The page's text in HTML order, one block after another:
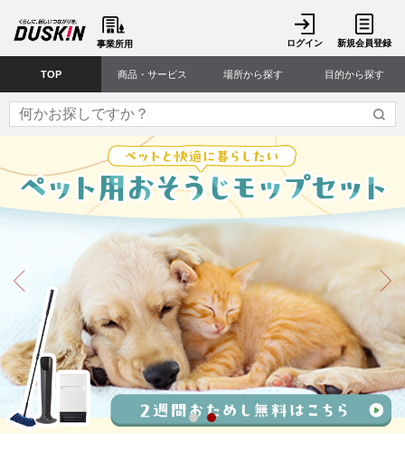
事業所用 ログイン 新規会員登録
TOP 商品・サービス 場所から探す 目的から探す